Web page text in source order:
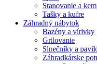
Stanovanie a
Tašky a kufre
Záhradný nábytok
Bazény a vírivky
Grilovanie
Slnečníky a
Záhradkárske